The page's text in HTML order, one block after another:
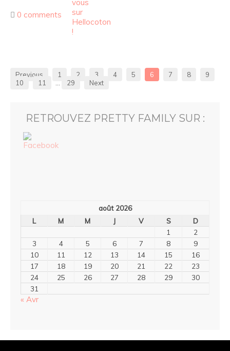
0 comments
Previous 1 2 3 4 5 6 7 8
9
10
11 … 29 Next
RETROUVEZ PRETTY FAMILY SUR :
août 2026
L
M M J V S
D
1
2
3
4 5 6 7 8
9
10
11 12 13 14 15
16
17
18 19 20 21 22
23
24
25 26 27 28 29
30
31
« Avr